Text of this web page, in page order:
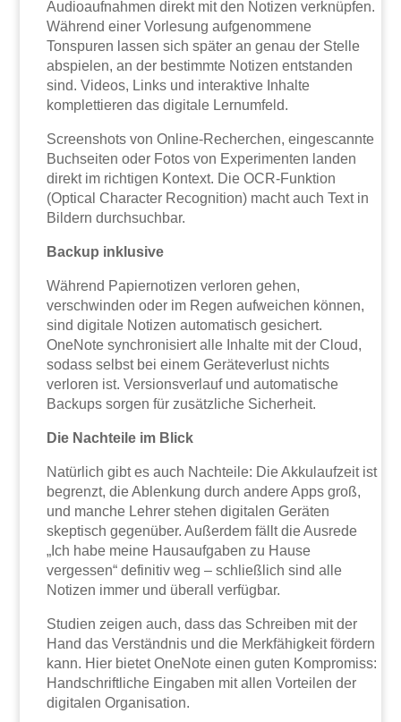
Audioaufnahmen direkt mit den Notizen verknüpfen.
Während einer Vorlesung aufgenommene
Tonspuren lassen sich später an genau der Stelle
abspielen, an der bestimmte Notizen entstanden
sind. Videos, Links und interaktive Inhalte
komplettieren das digitale Lernumfeld.
Screenshots von Online-Recherchen, eingescannte
Buchseiten oder Fotos von Experimenten landen
direkt im richtigen Kontext. Die OCR-Funktion
(Optical Character Recognition) macht auch Text in
Bildern durchsuchbar.
Backup inklusive
Während Papiernotizen verloren gehen,
verschwinden oder im Regen aufweichen können,
sind digitale Notizen automatisch gesichert.
OneNote synchronisiert alle Inhalte mit der Cloud,
sodass selbst bei einem Geräteverlust nichts
verloren ist. Versionsverlauf und automatische
Backups sorgen für zusätzliche Sicherheit.
Die Nachteile im Blick
Natürlich gibt es auch Nachteile: Die Akkulaufzeit ist
begrenzt, die Ablenkung durch andere Apps groß,
und manche Lehrer stehen digitalen Geräten
skeptisch gegenüber. Außerdem fällt die Ausrede
„Ich habe meine Hausaufgaben zu Hause
vergessen“ definitiv weg – schließlich sind alle
Notizen immer und überall verfügbar.
Studien zeigen auch, dass das Schreiben mit der
Hand das Verständnis und die Merkfähigkeit fördern
kann. Hier bietet OneNote einen guten Kompromiss:
Handschriftliche Eingaben mit allen Vorteilen der
digitalen Organisation.